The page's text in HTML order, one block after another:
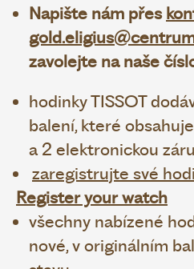
Napište nám přes
zavolejte na naše
hodinky TISSOT
balení, které
a 2 elektronickou
zaregistrujte své
Register your watch
všechny nabízené
nové, v originálním